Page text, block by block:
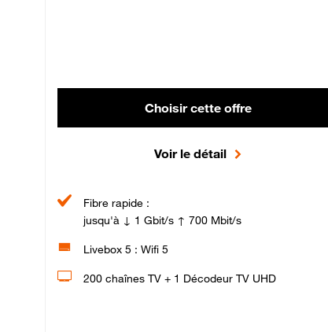
Choisir cette offre
Voir le détail
Fibre rapide :
jusqu'à ↓ 1 Gbit/s ↑ 700 Mbit/s
Livebox 5 : Wifi 5
200 chaînes TV + 1 Décodeur TV UHD